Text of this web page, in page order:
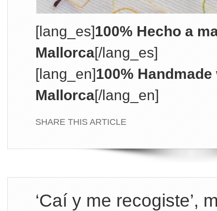
[lang_es]100% Hecho a
Mallorca[/lang_es]
[lang_en]100%
Mallorca[/lang_en]
SHARE THIS ARTICLE
‘Caí y me recogiste’,